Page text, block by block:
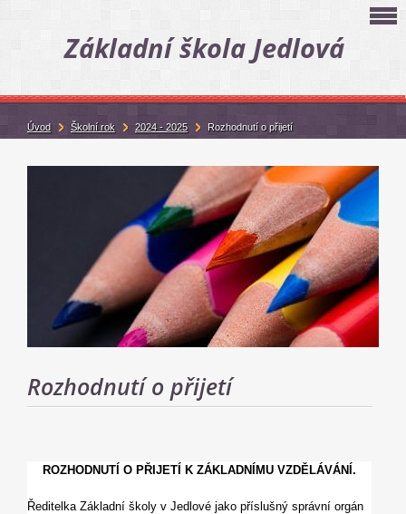
Základní škola Jedlová
Rozhodnutí o přijetí
ROZHODNUTÍ O PŘIJETÍ K ZÁKLADNÍMU VZDĚLÁVÁNÍ.
Ředitelka Základní školy v Jedlové jako příslušný správní orgán
Úvod Školní rok 2024 - 2025 Rozhodnutí o přijetí